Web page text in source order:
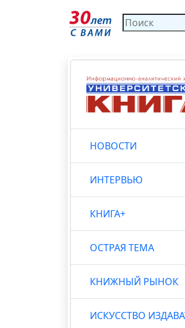
НОВОСТИ
ИНТЕРВЬЮ
КНИГА+
ОСТРАЯ ТЕМА
КНИЖНЫЙ РЫНОК
ИСКУССТВО